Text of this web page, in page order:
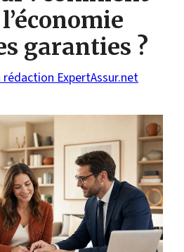
garanties ?
rédaction ExpertAssur.net